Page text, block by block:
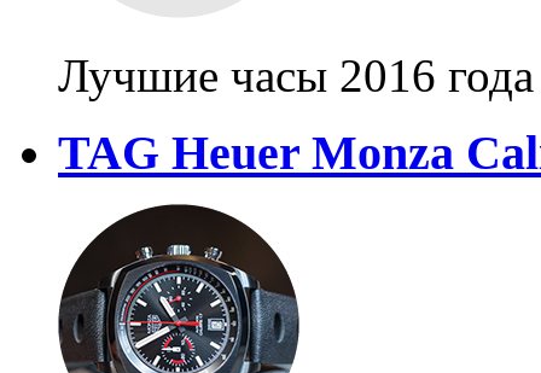
Лучшие часы 2016 года
TAG Heuer Monza